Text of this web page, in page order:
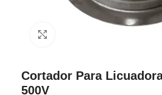
Cortador Para
500V